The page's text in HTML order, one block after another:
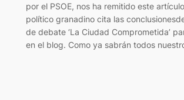
por el PSOE, nos ha remitido este
político granadino cita las
de debate ‘La Ciudad Comprometida’
en el blog. Como ya sabrán todos